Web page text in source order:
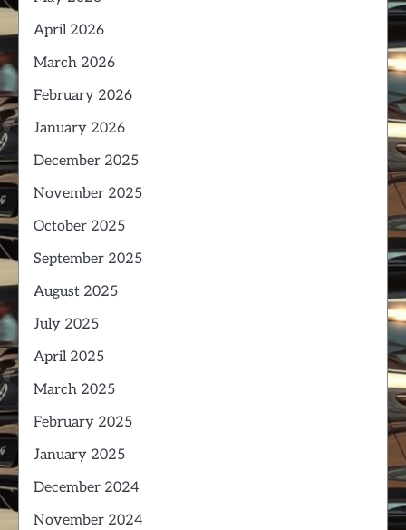
April 2026
March 2026
February 2026
January 2026
December 2025
November 2025
October 2025
September 2025
August 2025
July 2025
April 2025
March 2025
February 2025
January 2025
December 2024
November 2024